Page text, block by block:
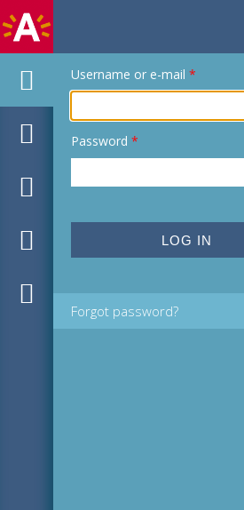
Username or e-mail *
Password *
Forgot password?